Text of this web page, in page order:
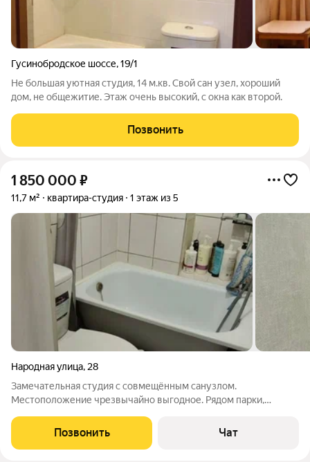
Гусинобродское шоссе,19/1
Не большая уютная студия, 14 м.кв. Свой сан узел, хороший
дом, не общежитие. Этаж очень высокий, с окна как второй.
Позвонить
1 850 000 ₽
11,7 м² квартира-студия 1 этаж из 5
Народная улица, 28
Замечательная студия с совмещённым санузлом.
Местоположение чрезвычайно выгодное. Рядом парки,
"Калининский". Логистика одна из лучших в Новосибирске -
всё есть, и метро в 4ёх остановках.
Позвонить Чат